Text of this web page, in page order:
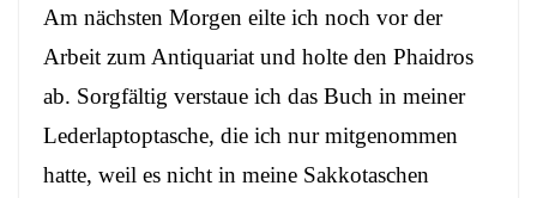
Am nächsten Morgen eilte ich noch vor der
Arbeit zum Antiquariat und holte den Phaidros
ab. Sorgfältig verstaue ich das Buch in meiner
Lederlaptoptasche, die ich nur mitgenommen
hatte, weil es nicht in meine Sakkotaschen